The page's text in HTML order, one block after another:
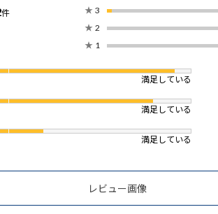
件 ★ 3
★ 2
★ 1
満足している
満足している
満足している
レビュー画像